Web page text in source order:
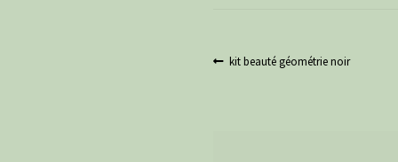
Navigation
Article
kit beauté géométrie noir